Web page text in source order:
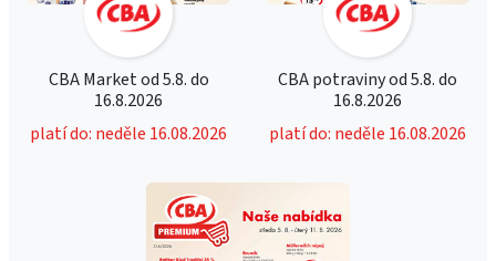
CBA Market od 5.8. do
16.8.2026
platí do: neděle 16.08.2026
CBA potraviny od 5.8. do
16.8.2026
platí do: neděle 16.08.2026